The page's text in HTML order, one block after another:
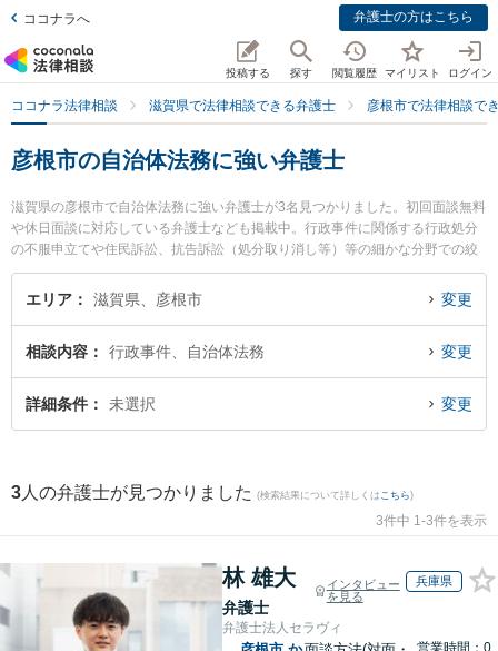
ココナラへ 弁護士の方はこちら
投稿する 探す 閲覧履歴 マイリスト ログイン
ココナラ法律相談 滋賀県で法律相談できる弁護士 彦根市で法律相談で
彦根市の自治体法務に強い弁護士
滋賀県の彦根市で自治体法務に強い弁護士が3名見つかりました。初回面談無料
や休日面談に対応している弁護士なども掲載中。行政事件に関係する行政処分
の不服申立てや住民訴訟、抗告訴訟（処分取り消し等）等の細かな分野での絞
り込み検索もでき便利です。特に彦根法律事務所の林 直樹弁護士や彩明法律事
務所の二之宮 健治弁護士、荒川法律事務所の北村 美菜弁護士のプロフィール情
報や弁護士費用、強みなどが注目されています。『彦根市で土日や夜間に発生
ラブル解決の実績豊富な近くの弁護士を検索したい』『初回相談無料で自治体
法務を法律相談できる彦根市内の弁護士に相談予約したい』などでお困りの相
談者さんにおすすめです。
エリア 滋賀県、彦根市 変更
相談内容 行政事件、自治体法務 変更
詳細条件 未選択 変更
3 人の弁護士が見つかりました (検索結果について詳しくは こちら)
3件中 1-3件を表示
林 雄大
弁護士
インタビュー
を見る
兵庫県
弁護士法人セラヴィ
営業時間：0